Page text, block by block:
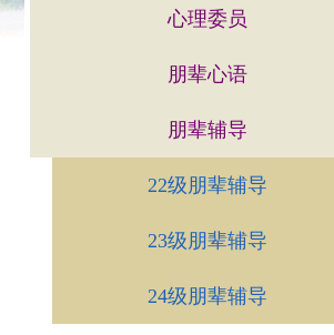
心理委员
朋辈心语
朋辈辅导
22级朋辈辅导
23级朋辈辅导
24级朋辈辅导